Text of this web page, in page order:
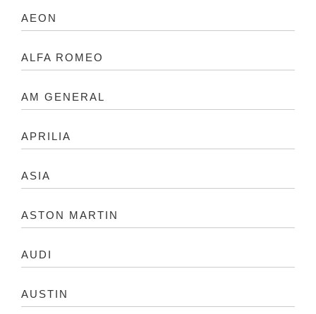
AEON
ALFA ROMEO
AM GENERAL
APRILIA
ASIA
ASTON MARTIN
AUDI
AUSTIN